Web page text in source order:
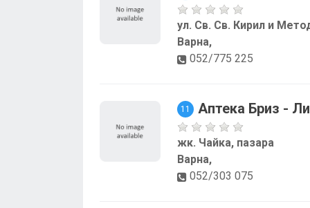
ул. Св. Св. Кирил и
Варна,
052/775 225
11 Аптека Бриз -
жк. Чайка, пазара
Варна,
052/303 075